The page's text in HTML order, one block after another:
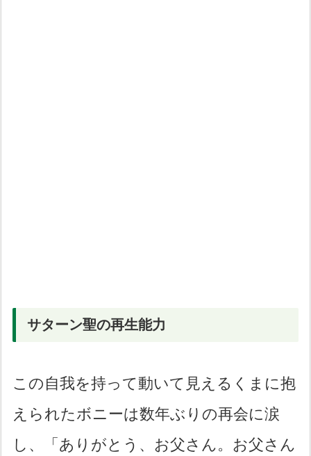
サターン聖の再生能力
この自我を持って動いて見えるくまに抱
えられたボニーは数年ぶりの再会に涙
し、「ありがとう、お父さん。お父さん